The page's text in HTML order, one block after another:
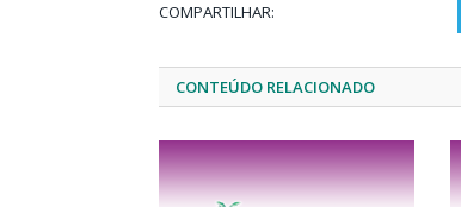
COMPARTILHAR:
CONTEÚDO RELACIONADO